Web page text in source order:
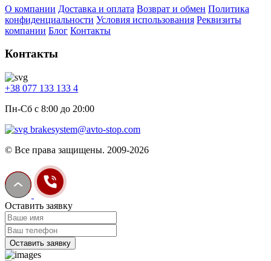
О компании Доставка и оплата Возврат и обмен Политика
конфиденциальности Условия использования Реквизиты
компании Блог Контакты
Контакты
+38 077 133 133 4
Пн-Сб с 8:00 до 20:00
brakesystem@avto-stop.com
© Все права защищены. 2009-2026
Оставить заявку
Оставить заявку